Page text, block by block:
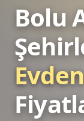
Bolu